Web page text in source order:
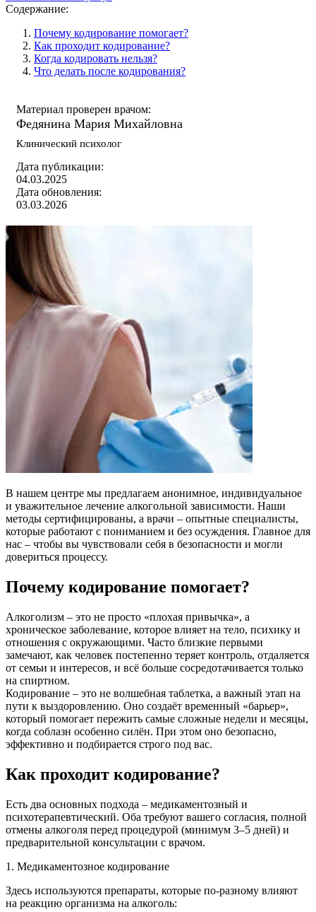
Содержание:
Почему кодирование помогает?
Как проходит кодирование?
Когда кодировать нельзя?
Что делать после кодирования?
Материал проверен врачом:
Федянина Мария Михайловна
Клинический психолог
Дата публикации:
04.03.2025
Дата обновления:
03.03.2026
В нашем центре мы предлагаем анонимное, индивидуальное
и уважительное лечение алкогольной зависимости. Наши
методы сертифицированы, а врачи – опытные специалисты,
которые работают с пониманием и без осуждения. Главное для
нас – чтобы вы чувствовали себя в безопасности и могли
довериться процессу.
Почему кодирование помогает?
Алкоголизм – это не просто «плохая привычка», а
хроническое заболевание, которое влияет на тело, психику и
отношения с окружающими. Часто близкие первыми
замечают, как человек постепенно теряет контроль, отдаляется
от семьи и интересов, и всё больше сосредотачивается только
на спиртном.
Кодирование – это не волшебная таблетка, а важный этап на
пути к выздоровлению. Оно создаёт временный «барьер»,
который помогает пережить самые сложные недели и месяцы,
когда соблазн особенно силён. При этом оно безопасно,
эффективно и подбирается строго под вас.
Как проходит кодирование?
Есть два основных подхода – медикаментозный и
психотерапевтический. Оба требуют вашего согласия, полной
отмены алкоголя перед процедурой (минимум 3–5 дней) и
предварительной консультации с врачом.
1. Медикаментозное кодирование
Здесь используются препараты, которые по-разному влияют
на реакцию организма на алкоголь: